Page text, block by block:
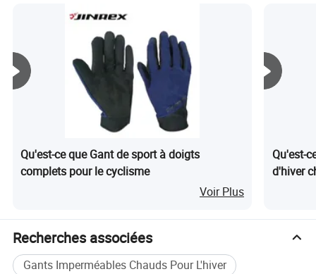
Tous les designs OEM personnalisés sont les bienvenus !
Qu'est-ce que Gant de sport à doigts
complets pour le cyclisme
Voir Plus
Qu'est-
d'hiver
Recherches associées
Gants Imperméables Chauds Pour L'hiver